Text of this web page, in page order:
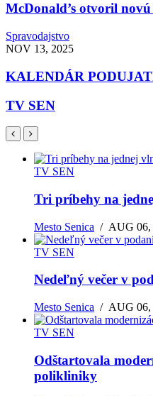
McDonald’s otvoril
Spravodajstvo
NOV 13, 2025
KALENDÁR
TV SEN
TV SEN
Tri príbehy na
Mesto Senica /AUG 06,
TV SEN
Nedeľný večer v
Mesto Senica /AUG 06,
TV SEN
Odštartovala
polikliniky